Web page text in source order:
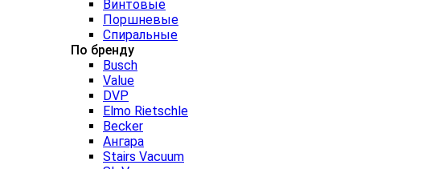
Винтовые
Поршневые
Спиральные
По бренду
Busch
Value
DVP
Elmo Rietschle
Becker
Ангара
Stairs Vacuum